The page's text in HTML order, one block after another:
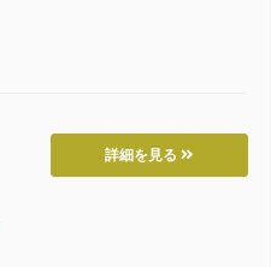
詳細を見る